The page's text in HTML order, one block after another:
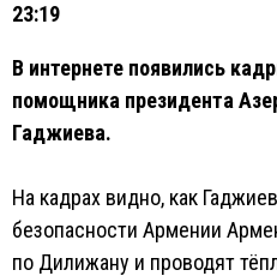
23:19
В интернете появились
помощника президента
Гаджиева.
На кадрах видно, как
безопасности Армении
по Дилижану и проводят